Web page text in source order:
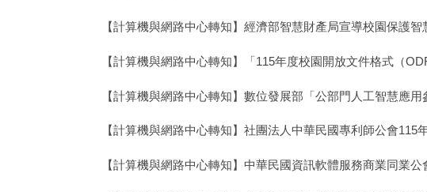
【計算機與網路中心轉知】經濟部智慧財產局宣導校園保護智
【計算機與網路中心轉知】「115年度校園開放文件格式（
【計算機與網路中心轉知】數位發展部「公部門人工智慧應
【計算機與網路中心轉知】社團法人中華民國專利師公會
【計算機與網路中心轉知】中華民國資訊軟體服務商業同業